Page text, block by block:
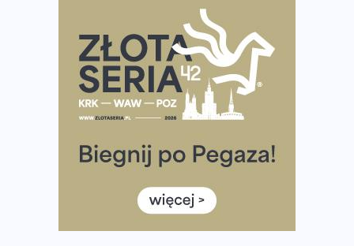
Ponad 12 tysięcy uczestników pobiegło dla Bohaterów!
Tętno vs tempo – czym kierować się w bieganiu?
Co ma dużo białka? Produkty, które warto włączyć do
Rozbiegany Olsztyn szykuje się na weekend z
Już w tę sobotę 35. Bieg Powstania Warszawskiego.
Wystartuje rekordowa liczba uczestników
35. Bieg Powstania Warszawskiego – praktyczny
poradnik przed startem